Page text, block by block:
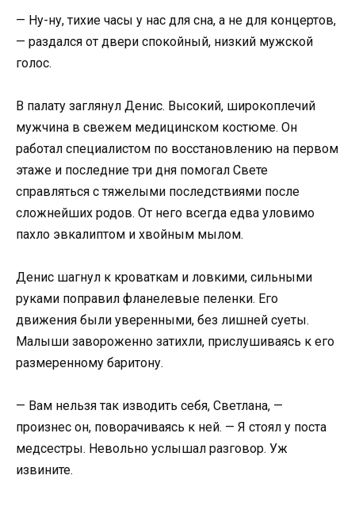
— Ну-ну, тихие часы у нас для сна, а не для концертов,
— раздался от двери спокойный, низкий мужской
голос.
В палату заглянул Денис. Высокий, широкоплечий
мужчина в свежем медицинском костюме. Он
работал специалистом по восстановлению на первом
этаже и последние три дня помогал Свете
справляться с тяжелыми последствиями после
сложнейших родов. От него всегда едва уловимо
пахло эвкалиптом и хвойным мылом.
Денис шагнул к кроваткам и ловкими, сильными
руками поправил фланелевые пеленки. Его
движения были уверенными, без лишней суеты.
Малыши завороженно затихли, прислушиваясь к его
размеренному баритону.
— Вам нельзя так изводить себя, Светлана, —
произнес он, поворачиваясь к ней. — Я стоял у поста
медсестры. Невольно услышал разговор. Уж
извините.